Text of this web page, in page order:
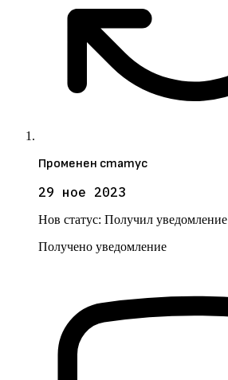
Променен статус
29 ное 2023
Нов статус: Получил уведомление
Получено уведомление